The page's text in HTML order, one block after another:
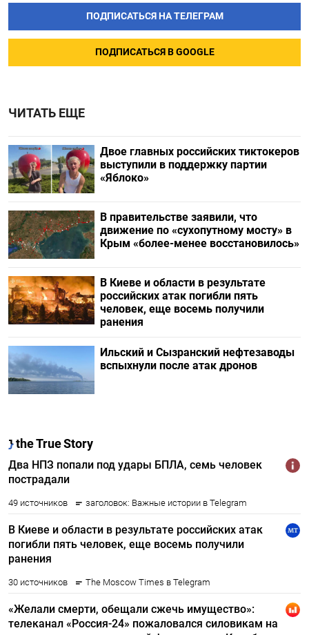
ПОДПИСАТЬСЯ НА ТЕЛЕГРАМ
ПОДПИСАТЬСЯ В GOOGLE
ЧИТАТЬ ЕЩЕ
Двое главных российских тиктокеров
выступили в поддержку партии
«Яблоко»
В правительстве заявили, что
движение по «сухопутному мосту» в
Крым «более-менее восстановилось»
В Киеве и области в результате
российских атак погибли пять
человек, еще восемь получили
ранения
Ильский и Сызранский нефтезаводы
вспыхнули после атак дронов